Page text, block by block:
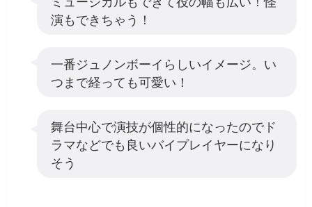
演もできちゃう！
一番ジュノンボーイらしいイメージ。い
つまで経っても可愛い！
舞台中心で演技が個性的になったのでド
ラマなどでも良いバイプレイヤーになり
そう